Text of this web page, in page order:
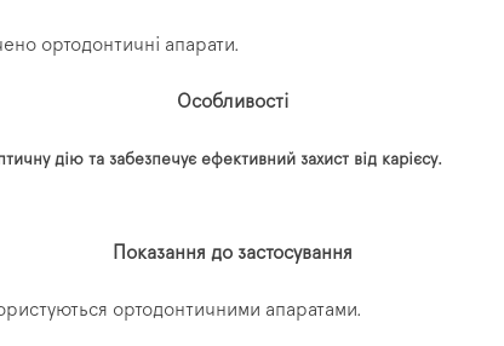
ортодонтичні апарати.
Особливості
дію та забезпечує ефективний захист від карієсу.
Показання до застосування
ортодонтичними апаратами.